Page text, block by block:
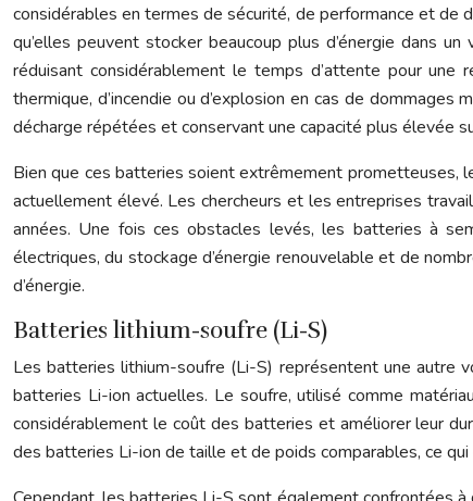
considérables en termes de sécurité, de performance et de
qu’elles peuvent stocker beaucoup plus d’énergie dans
réduisant considérablement le temps d’attente pour une
thermique, d’incendie ou d’explosion en cas de
décharge répétées et conservant une capacité plus élevée
Bien que ces batteries soient extrêmement prometteuses,
actuellement élevé. Les chercheurs et les entreprises
années. Une fois ces obstacles levés, les batteries à
électriques, du stockage d’énergie renouvelable et de
d’énergie.
Batteries lithium-soufre (Li-S)
Les batteries lithium-soufre (Li-S) représentent une autre
batteries Li-ion actuelles. Le soufre, utilisé comme
considérablement le coût des batteries et améliorer leur
des batteries Li-ion de taille et de poids comparables, ce